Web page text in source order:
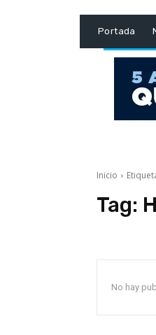
Portada
Inicio
Tag:
No hay